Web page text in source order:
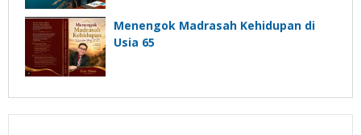
Menengok Madrasah Kehidupan di
Usia 65